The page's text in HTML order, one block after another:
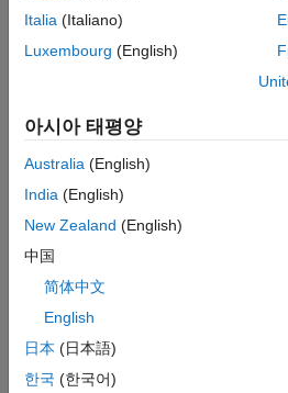
plot(t,noisyLoopVoltage)
xlabel('Time (s)'
'Open-Loop Voltage with
Italia (Italiano)
Luxembourg (English)
아시아 태평양
Australia (English)
India (English)
New Zealand (English)
中国
简体中文
English
日本 (日本語)
한국 (한국어)